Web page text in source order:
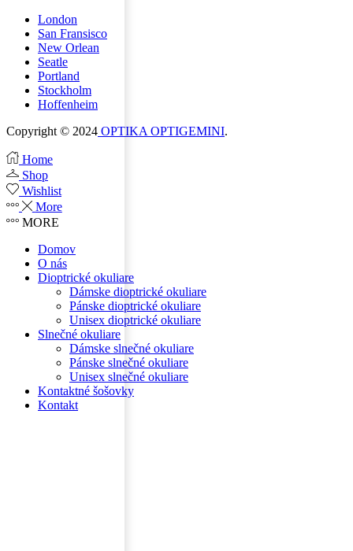
London
San Fransisco
New Orlean
Seatle
Portland
Stockholm
Hoffenheim
Copyright © 2024 OPTIKA OPTIGEMINI.
Home
Shop
Wishlist
More
MORE
Domov
O nás
Dioptrické okuliare
Dámske dioptrické okuliare
Pánske dioptrické okuliare
Unisex dioptrické okuliare
Slnečné okuliare
Dámske slnečné okuliare
Pánske slnečné okuliare
Unisex slnečné okuliare
Kontaktné šošovky
Kontakt